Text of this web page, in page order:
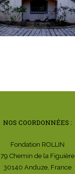
NOS COORDONNÉES :
Fondation ROLLIN
79 Chemin de la Figuière
30140 Anduze, France